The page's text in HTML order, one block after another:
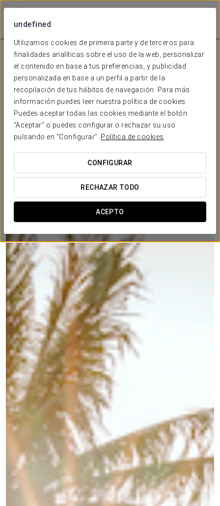
undefined
Utilizamos cookies de primera parte y de terceros para
finalidades analíticas sobre el uso de la web, personalizar
el contenido en base a tus preferencias, y publicidad
personalizada en base a un perfil a partir de la
recopilación de tus hábitos de navegación. Para más
información puedes leer nuestra política de cookies.
Puedes aceptar todas las cookies mediante el botón
“Aceptar” o puedes configurar o rechazar su uso
pulsando en “Configurar”. Política de cookies
CONFIGURAR
RECHAZAR TODO
ACEPTO